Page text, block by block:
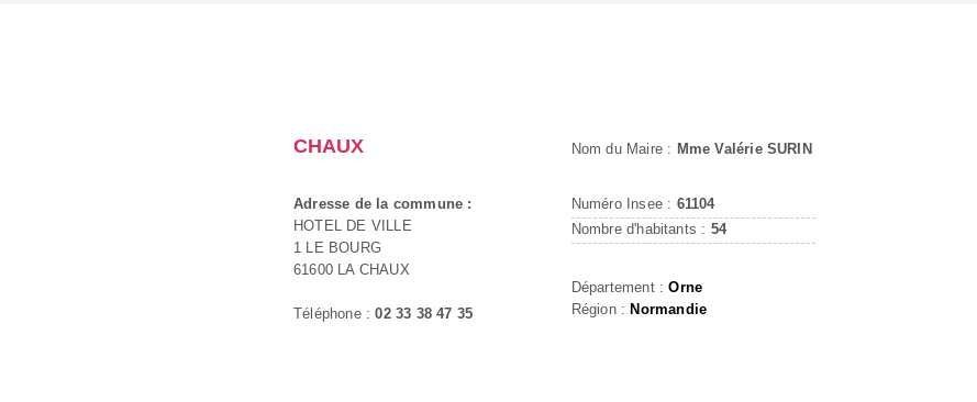
CHAUX
Adresse de la commune :
HOTEL DE VILLE
1 LE BOURG
61600 LA CHAUX
Téléphone :02 33 38 47 35
Nom du Maire : Mme Valérie SURIN
Numéro Insee : 61104
Nombre d'habitants : 54
Département :Orne
Région : Normandie